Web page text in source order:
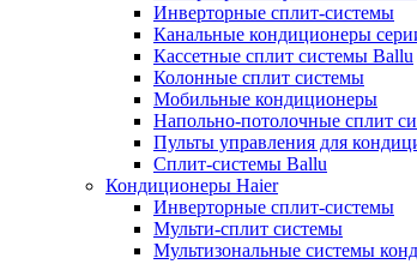
Инверторные сплит-системы
Канальные кондиционеры
Кассетные сплит системы Ballu
Колонные сплит системы
Мобильные кондиционеры
Напольно-потолочные сплит
Пульты управления для
Сплит-системы Ballu
Кондиционеры Haier
Инверторные сплит-системы
Мульти-сплит системы
Мультизональные системы